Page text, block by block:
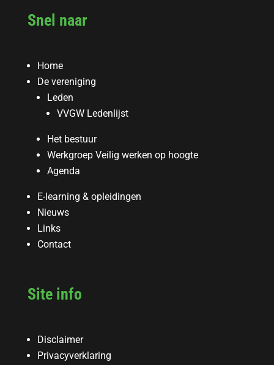
Snel naar
Home
De vereniging
Leden
VVGW Ledenlijst
Het bestuur
Werkgroep Veilig werken op hoogte
Agenda
E-learning & opleidingen
Nieuws
Links
Contact
Site info
Disclaimer
Privacyverklaring